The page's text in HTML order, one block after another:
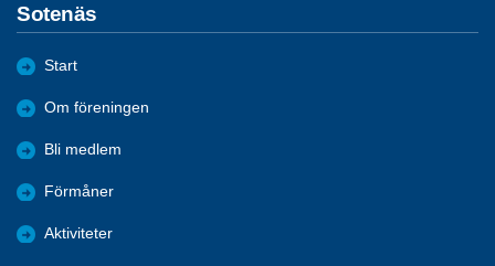
Sotenäs
Start
Om föreningen
Bli medlem
Förmåner
Aktiviteter